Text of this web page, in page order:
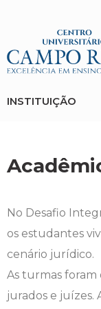
INSTITUIÇÃO
No Desafio
os estudantes
cenário jurídico.
As turmas
jurados e
Histórico
Editais
Administração
Ciências
Enfermagem
Engenharia
Engenharia Civil
Vestibular de
2ª Via de Boleto
Biblioteca
Calendário de
Carteirinha de
Central de
Avalie a Campo
COLAP
Comitê de
Diploma Digital
Educação em